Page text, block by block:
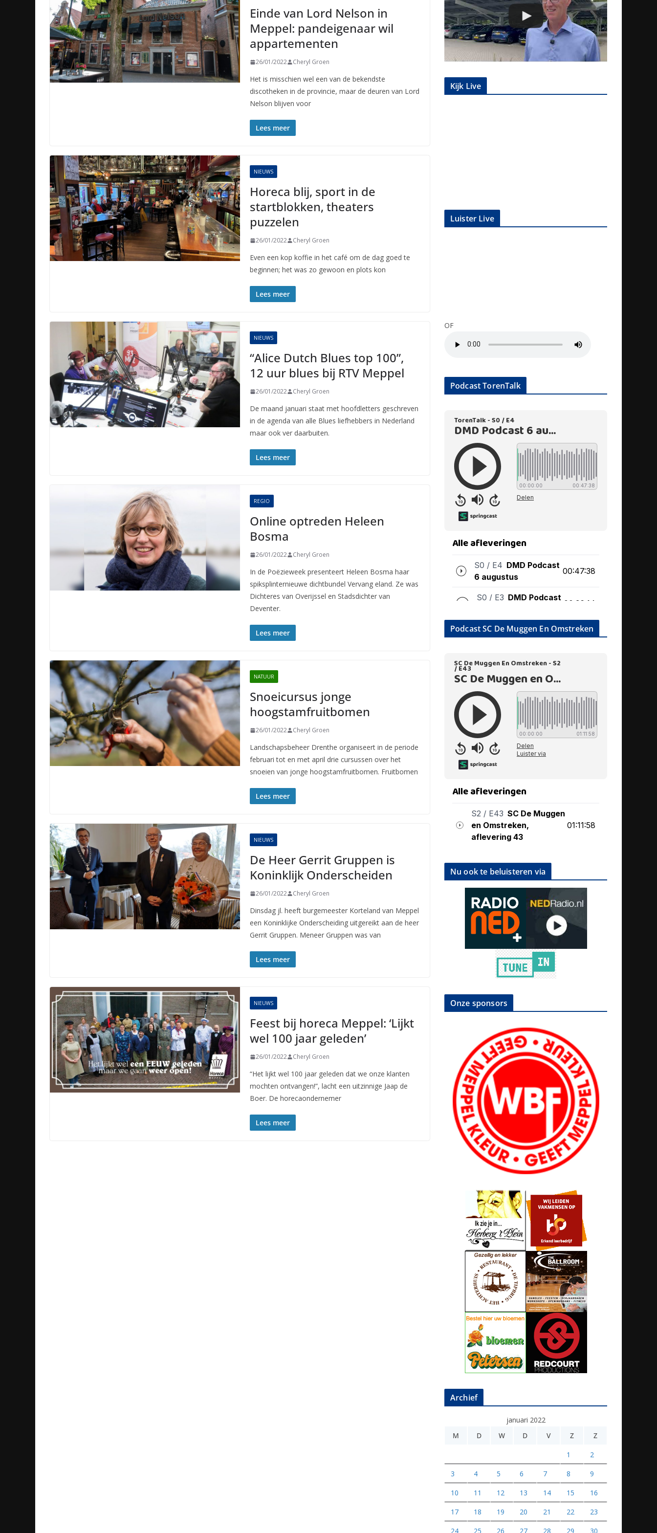
Einde van Lord Nelson in
Meppel: pandeigenaar wil
appartementen
26/01/2022 Cheryl Groen
Het is misschien wel een van de bekendste
discotheken in de provincie, maar de deuren van Lord
Nelson blijven voor
Lees meer
NIEUWS
Horeca blij, sport in de
startblokken, theaters
puzzelen
26/01/2022 Cheryl Groen
Even een kop koffie in het café om de dag goed te
beginnen; het was zo gewoon en plots kon
Lees meer
NIEUWS
“Alice Dutch Blues top 100”,
12 uur blues bij RTV Meppel
26/01/2022 Cheryl Groen
De maand januari staat met hoofdletters geschreven
in de agenda van alle Blues liefhebbers in Nederland
maar ook ver daarbuiten.
Lees meer
REGIO
Online optreden Heleen
Bosma
26/01/2022 Cheryl Groen
In de Poëzieweek presenteert Heleen Bosma haar
spiksplinternieuwe dichtbundel Vervang eland. Ze was
Dichteres van Overijssel en Stadsdichter van
Deventer.
Lees meer
NATUUR
Snoeicursus jonge
hoogstamfruitbomen
26/01/2022 Cheryl Groen
Landschapsbeheer Drenthe organiseert in de periode
februari tot en met april drie cursussen over het
snoeien van jonge hoogstamfruitbomen. Fruitbomen
Lees meer
NIEUWS
De Heer Gerrit Gruppen is
Koninklijk Onderscheiden
26/01/2022 Cheryl Groen
Dinsdag jl. heeft burgemeester Korteland van Meppel
een Koninklijke Onderscheiding uitgereikt aan de heer
Gerrit Gruppen. Meneer Gruppen was van
Lees meer
NIEUWS
Feest bij horeca Meppel: ‘Lijkt
wel 100 jaar geleden’
26/01/2022 Cheryl Groen
“Het lijkt wel 100 jaar geleden dat we onze klanten
mochten ontvangen!”, lacht een uitzinnige Jaap de
Boer. De horecaondernemer
Lees meer
Kijk Live
Luister Live
OF
Podcast TorenTalk
Podcast SC De Muggen En Omstreken
Nu ook te beluisteren via
Onze sponsors
Archief
januari 2022
M
D W D V Z Z
1 2
3 4 5 6 7 8 9
10 11 12 13 14 15 16
17 18 19 20 21 22 23
24 25 26 27 28 29 30